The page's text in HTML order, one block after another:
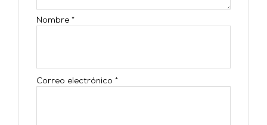
Nombre*
Correo electrónico*